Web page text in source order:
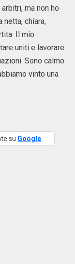
ma non ho
netta, chiara,
Il mio
uniti e lavorare
Sono calmo
vinto una
su Google